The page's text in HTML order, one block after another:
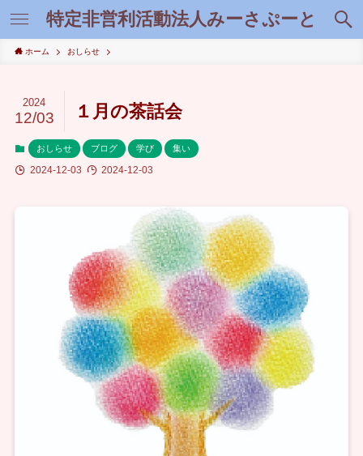
特定非営利活動法人みーさぷーと
ホーム おしらせ
１月の茶話会
2024
12/03
おしらせ ブログ 学び 集い
2024-12-03 2024-12-03